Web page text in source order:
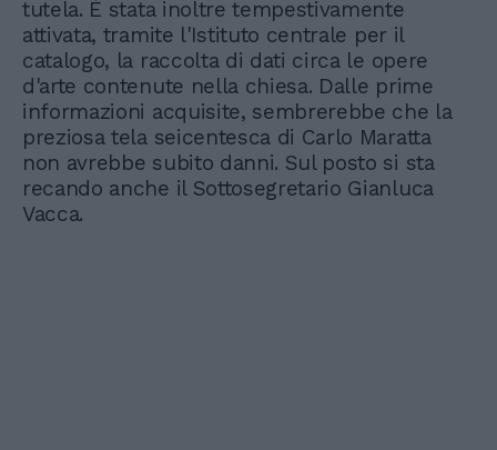
tutela. È stata inoltre tempestivamente
attivata, tramite l'Istituto centrale per il
catalogo, la raccolta di dati circa le opere
d'arte contenute nella chiesa. Dalle prime
informazioni acquisite, sembrerebbe che la
preziosa tela seicentesca di Carlo Maratta
non avrebbe subito danni. Sul posto si sta
recando anche il Sottosegretario Gianluca
Vacca.